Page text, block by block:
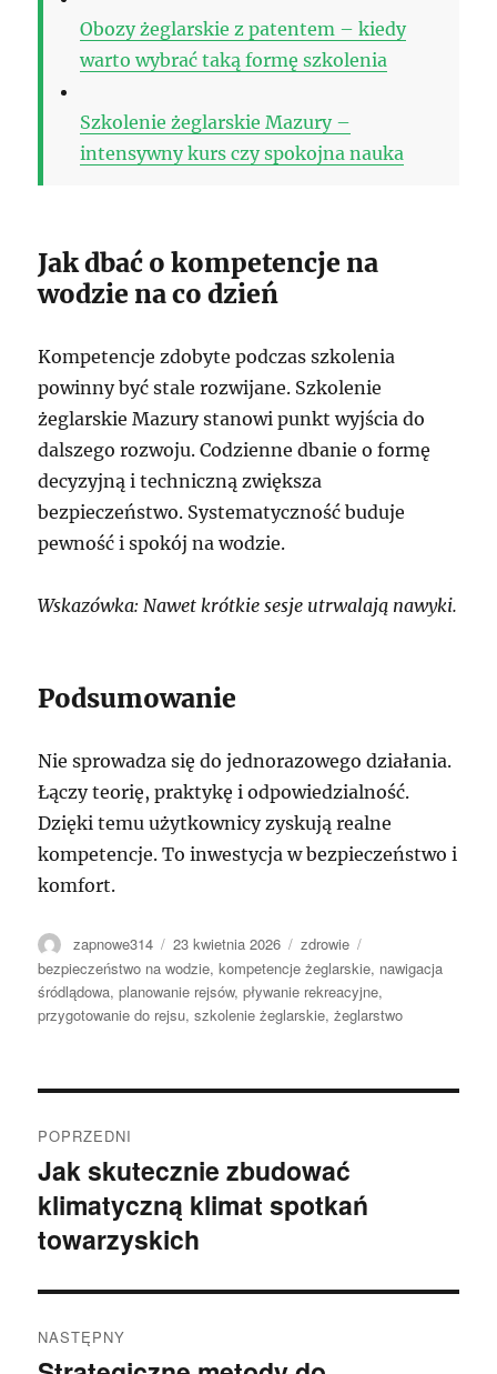
Obozy żeglarskie z patentem – kiedy
warto wybrać taką formę szkolenia
Szkolenie żeglarskie Mazury –
intensywny kurs czy spokojna nauka
Jak dbać o kompetencje na
wodzie na co dzień
Kompetencje zdobyte podczas szkolenia
powinny być stale rozwijane. Szkolenie
żeglarskie Mazury stanowi punkt wyjścia do
dalszego rozwoju. Codzienne dbanie o formę
decyzyjną i techniczną zwiększa
bezpieczeństwo. Systematyczność buduje
pewność i spokój na wodzie.
Wskazówka: Nawet krótkie sesje utrwalają nawyki.
Podsumowanie
Nie sprowadza się do jednorazowego działania.
Łączy teorię, praktykę i odpowiedzialność.
Dzięki temu użytkownicy zyskują realne
kompetencje. To inwestycja w bezpieczeństwo i
komfort.
Autor
zapnowe314
Data
publikacji
23 kwietnia 2026 Kategorie
zdrowie
bezpieczeństwo na wodzie,kompetencje żeglarskie, nawigacja
śródlądowa,planowanie rejsów,pływanie rekreacyjne,
przygotowanie do rejsu,szkolenie żeglarskie,żeglarstwo
wpisu
POPRZEDNI
Poprzedni
wpis:
Jak skutecznie zbudować
klimatyczną klimat spotkań
towarzyskich
NASTĘPNY